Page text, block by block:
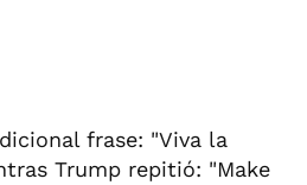
frase: "Viva la
Trump repitió: "Make